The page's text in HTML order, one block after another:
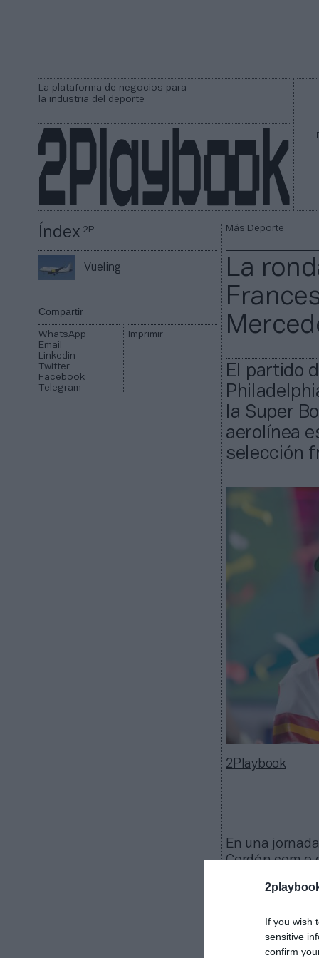
If you wish
sensitive
confirm
La plataforma de negocios para
la industria del deporte
Índex2P
Vueling
Compartir
WhatsApp
Email
Linkedin
Twitter
Facebook
Telegram
Imprimir
Más Deporte
La
El partido
la Super
aerolínea
selección
2Playbook
En una
Cordón com o
La Super
El partido